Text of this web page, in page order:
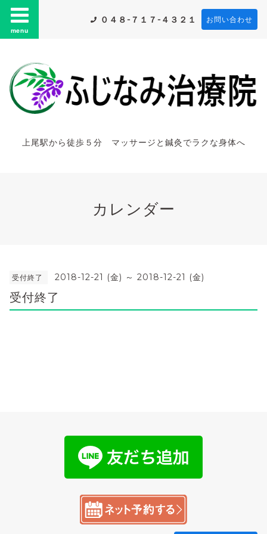
menu
０４８-７１７-４３２１ お問い合わせ
上尾駅から徒歩５分 マッサージと鍼灸でラクな身体へ
カレンダー
受付終了 2018-12-21 (金) ～ 2018-12-21 (金)
受付終了